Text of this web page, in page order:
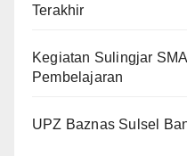
Terakhir
Kegiatan Sulingjar
Pembelajaran
UPZ Baznas Sulsel